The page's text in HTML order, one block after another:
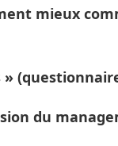
mieux
du